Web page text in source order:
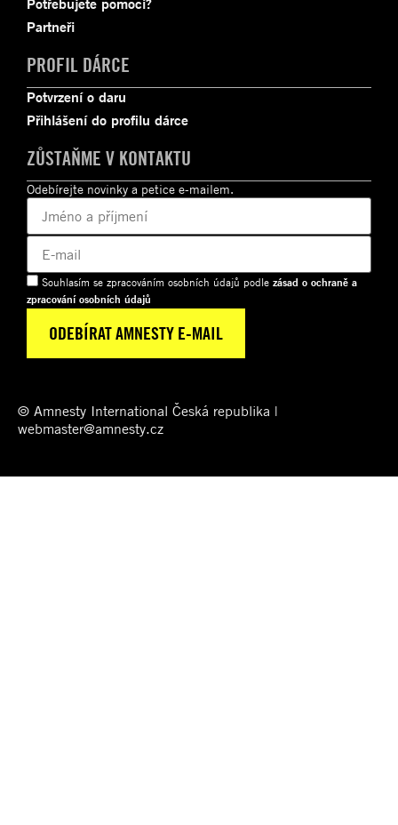
Potřebujete pomoci?
Partneři
PROFIL DÁRCE
Potvrzení o daru
Přihlášení do profilu dárce
ZŮSTAŇME V KONTAKTU
Odebírejte novinky a petice e-mailem.
Souhlasím se zpracováním osobních údajů podle zásad o ochraně a
zpracování osobních údajů
© Amnesty International Česká republika |
webmaster@amnesty.cz